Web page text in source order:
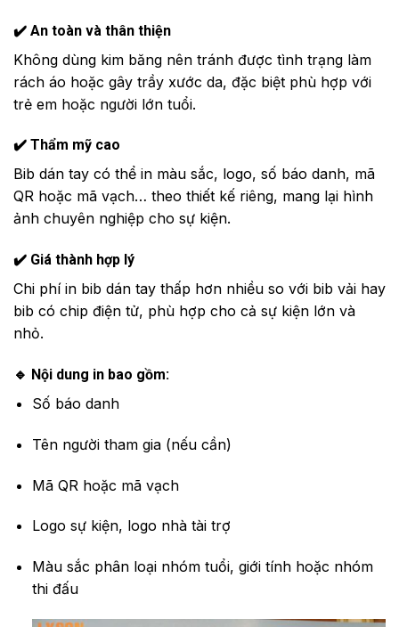
✔️ An toàn và thân thiện
Không dùng kim băng nên tránh được tình trạng làm
rách áo hoặc gây trầy xước da, đặc biệt phù hợp với
trẻ em hoặc người lớn tuổi.
✔️ Thẩm mỹ cao
Bib dán tay có thể in màu sắc, logo, số báo danh, mã
QR hoặc mã vạch… theo thiết kế riêng, mang lại hình
ảnh chuyên nghiệp cho sự kiện.
✔️ Giá thành hợp lý
Chi phí in bib dán tay thấp hơn nhiều so với bib vải hay
bib có chip điện tử, phù hợp cho cả sự kiện lớn và
nhỏ.
🔹 Nội dung in bao gồm:
Số báo danh
Tên người tham gia (nếu cần)
Mã QR hoặc mã vạch
Logo sự kiện, logo nhà tài trợ
Màu sắc phân loại nhóm tuổi, giới tính hoặc nhóm
thi đấu